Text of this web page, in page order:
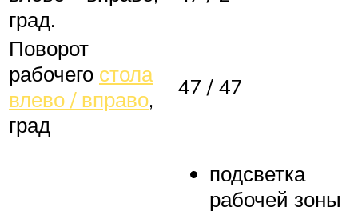
град.
Поворот
рабочего стола
влево / вправо,
град
47 / 47
подсветка
рабочей зоны